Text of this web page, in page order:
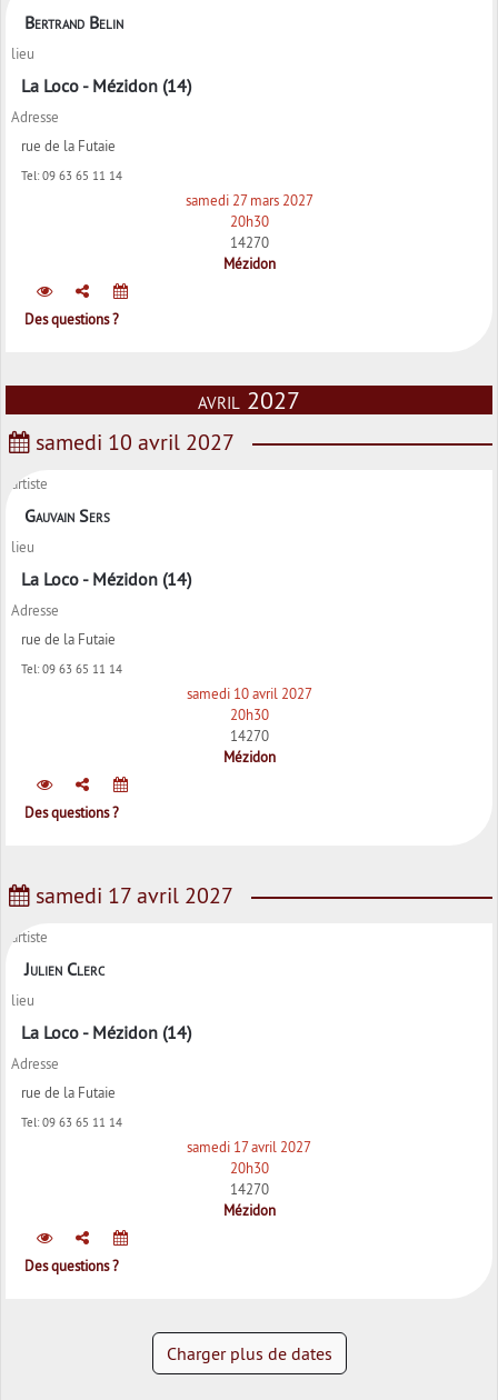
Bertrand Belin
lieu
La Loco - Mézidon (14)
Adresse
rue de la Futaie
Tel: 09 63 65 11 14
samedi 27 mars 2027
20h30
14270
Mézidon
Des questions ?
avril 2027
samedi 10 avril 2027
artiste
Gauvain Sers
lieu
La Loco - Mézidon (14)
Adresse
rue de la Futaie
Tel: 09 63 65 11 14
samedi 10 avril 2027
20h30
14270
Mézidon
Des questions ?
samedi 17 avril 2027
artiste
Julien Clerc
lieu
La Loco - Mézidon (14)
Adresse
rue de la Futaie
Tel: 09 63 65 11 14
samedi 17 avril 2027
20h30
14270
Mézidon
Des questions ?
Charger plus de dates